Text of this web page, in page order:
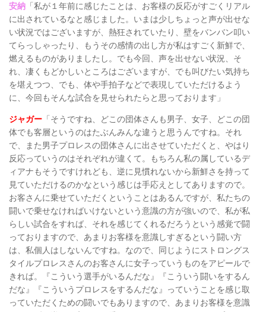
安納 「私が１年前に感じたことは、お客様の反応がすごくリアル
に出されているなと感じました。いまは少しちょっと声が出せな
い状況ではございますが、熱狂されていたり、壁をバンバン叩い
てらっしゃったり、もうその感情の出し方が私はすごく新鮮で、
燃えるものがありましたし。でも今回、声を出せない状況、そ
れ、凄くもどかしいところはございますが、でも叫びたい気持ち
を堪えつつ、でも、体や手拍子などで表現していただけるよう
に、今回もそんな試合を見せられたらと思っております」
ジャガー 「そうですね、どこの団体さんも男子、女子、どこの団
体でも客層というのはたぶんみんな違うと思うんですね。それ
で、また男子プロレスの団体さんに出させていただくと、やはり
反応っていうのはそれぞれが違くて。もちろん私の属しているデ
ィアナもそうですけれども、逆に見慣れないから新鮮さを持って
見ていただけるのかなという感じは手応えとしてありますので。
お客さんに乗せていただくということはあるんですが、私たちの
闘いで乗せなければいけないという意識の方が強いので、私が私
らしい試合をすれば、それを感じてくれるだろうという感覚で闘
っておりますので、あまりお客様を意識しすぎるという闘い方
は、私個人はしないんですね。なので、同じようにストロングス
タイルプロレスさんのお客さんに女子っていうものをアピールで
きれば。『こういう選手がいるんだな』『こういう闘いをするん
だな』『こういうプロレスをするんだな』っていうことを感じ取
っていただくための闘いでもありますので、あまりお客様を意識